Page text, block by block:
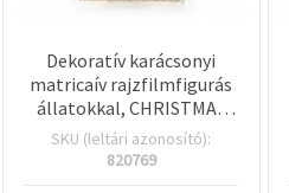
Dekoratív karácsonyi
matricaív rajzfilmfigurás
állatokkal, CHRISTMAS
TIME, átlátszó fólia, 20 x
10 cm, vegyes minták
SKU (leltári azonosító):
820769